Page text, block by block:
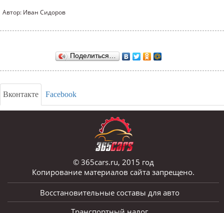
Автор: Иван Сидоров
Поделиться…
Вконтакте Facebook
© 365cars.ru, 2015 год
Копирование материалов сайта запрещено.
Восстановительные составы для авто